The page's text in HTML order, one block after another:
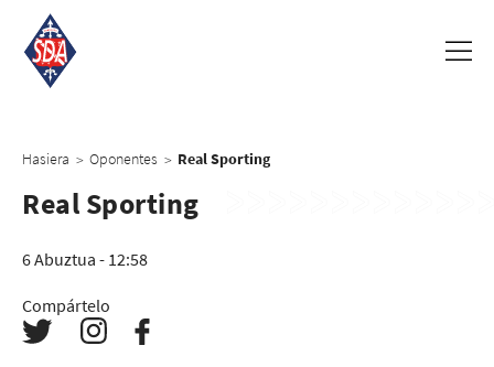
Hasiera > Oponentes > Real Sporting
Real Sporting
6 Abuztua - 12:58
Compártelo